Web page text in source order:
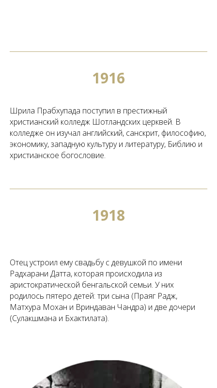
1916
Шрила Прабхупада поступил в престижный
христианский колледж Шотландских церквей. В
колледже он изучал английский, санскрит, философию,
экономику, западную культуру и литературу, Библию и
христианское богословие.
1918
Отец устроил ему свадьбу с девушкой по имени
Радхарани Датта, которая происходила из
аристократической бенгальской семьи. У них
родилось пятеро детей: три сына (Праяг Радж,
Матхура Мохан и Вриндаван Чандра) и две дочери
(Сулакшмана и Бхактилата).